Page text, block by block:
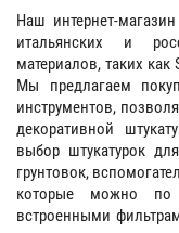
Наш интернет-
итальянских и
материалов, таких как
Мы предлагаем
инструментов,
декоративной
выбор штукатурок
грунтовок,
которые можно по
встроенными